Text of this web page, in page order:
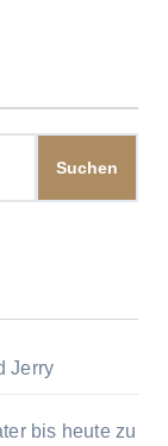
Suchen
Jerry
bis heute zu